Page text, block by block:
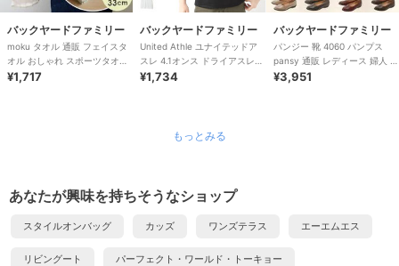
バックヤードファミリー
moku タオル 通販 フェイスタ
オル おしゃれ スポーツタオル
手ぬぐい 手拭い 銭湯 温泉 ジ
¥1,717
バックヤードファミリー
United Athle ユナイテッドア
スレ 4.1オンス ドライアスレチ
ック ポロシャツ
¥1,734
バックヤードファミリー
パンジー 靴 4060 パンプス
pansy 通販 レディース 婦人 痛
くない ローヒール 通勤 リ
¥3,951
もっとみる
あなたが興味を持ちそうなショップ
スタイルオンバッグ カッズ ワンズテラス エーエムエス
リビングート パーフェクト・ワールド・トーキョー